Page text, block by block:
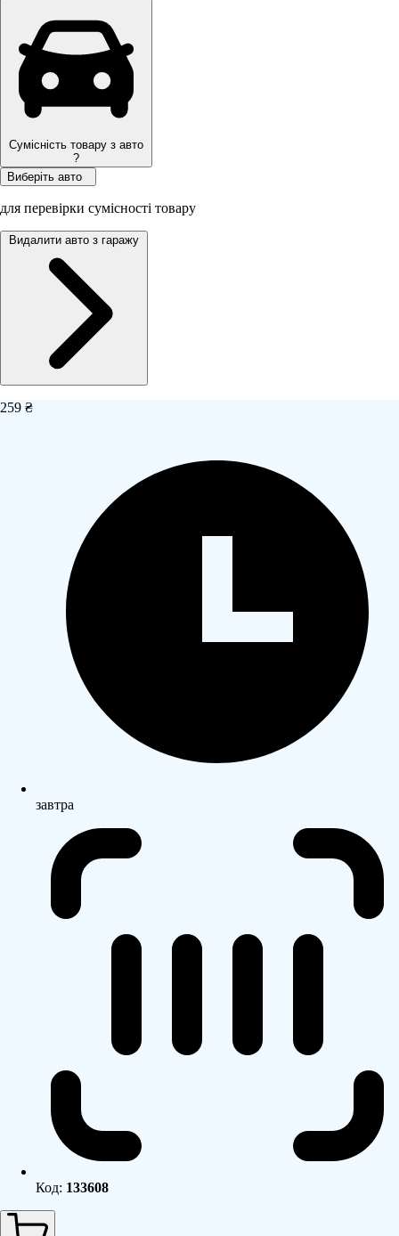
Сумісність товару з авто
?
Виберіть авто
для перевірки сумісності товару
Видалити авто з гаражу
259 ₴
завтра
Код: 133608